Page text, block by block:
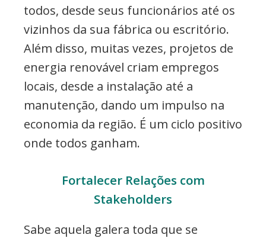
todos, desde seus funcionários até os
vizinhos da sua fábrica ou escritório.
Além disso, muitas vezes, projetos de
energia renovável criam empregos
locais, desde a instalação até a
manutenção, dando um impulso na
economia da região. É um ciclo positivo
onde todos ganham.
Fortalecer Relações com
Stakeholders
Sabe aquela galera toda que se